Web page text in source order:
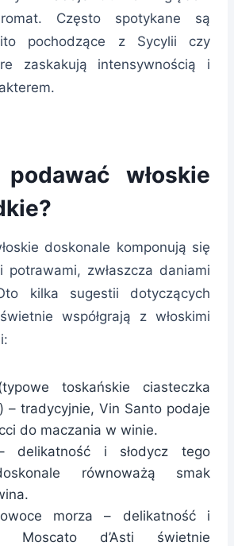
Często spotykane są
pochodzące z Sycylii czy
zaskakują intensywnością i
włoskie
doskonale komponują się
potrawami, zwłaszcza daniami
kilka sugestii dotyczących
współgrają z włoskimi
toskańskie ciasteczka
– tradycyjnie, Vin Santo podaje
do maczania w winie.
delikatność i słodycz tego
równoważą smak
morza – delikatność i
Moscato d’Asti świetnie